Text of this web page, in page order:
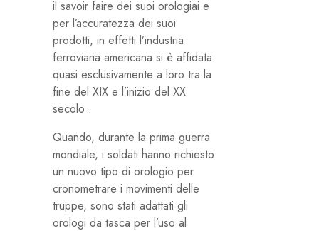
il savoir faire dei suoi orologiai e
per l’accuratezza dei suoi
prodotti, in effetti l’industria
ferroviaria americana si è affidata
quasi esclusivamente a loro tra la
fine del XIX e l’inizio del XX
secolo .
Quando, durante la prima guerra
mondiale, i soldati hanno richiesto
un nuovo tipo di orologio per
cronometrare i movimenti delle
truppe, sono stati adattati gli
orologi da tasca per l’uso al